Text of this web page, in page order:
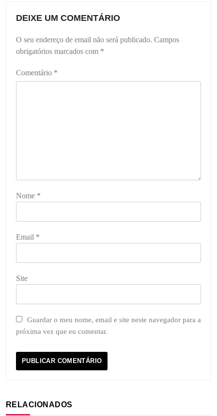
DEIXE UM COMENTÁRIO
O seu endereço de email não será publicado. Campos
obrigatórios marcados com *
Comentário *
Nome *
Email *
Site
Guardar o meu nome, email e site neste navegador para a
próxima vez que eu comentar.
RELACIONADOS